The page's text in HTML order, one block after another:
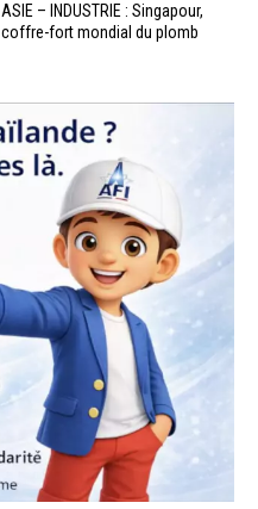
ASIE – INDUSTRIE : Singapour,
coffre-fort mondial du plomb